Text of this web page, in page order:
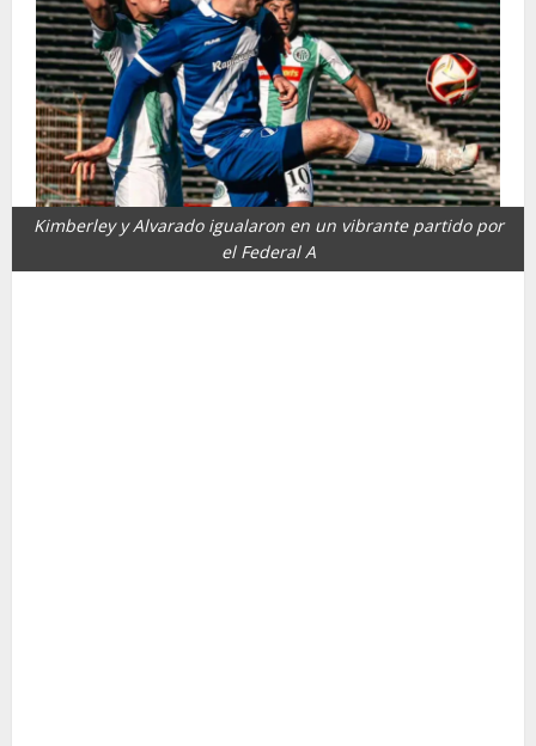
Kimberley y Alvarado igualaron en un vibrante partido por
el Federal A